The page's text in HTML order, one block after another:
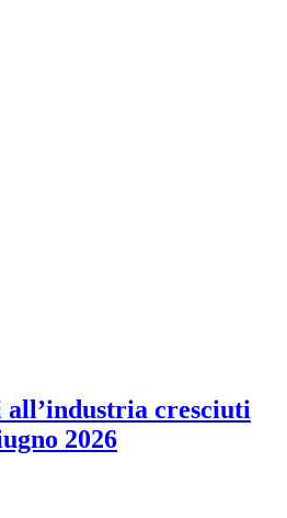
cresciuti
2026